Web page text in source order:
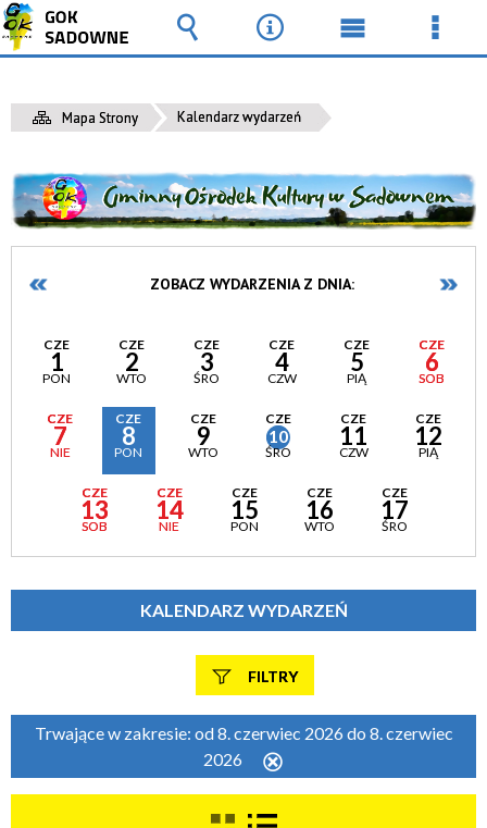
Mapa Strony Kalendarz wydarzeń
ZOBACZ WYDARZENIA Z DNIA:
CZE
1
PON
CZE
2
WTO
CZE
3
ŚRO
CZE
4
CZW
CZE
5
PIĄ
CZE
6
SOB
CZE
7
NIE
CZE
8
PON
CZE
9
WTO
CZE
10
ŚRO
CZE
11
CZW
CZE
12
PIĄ
CZE
13
SOB
CZE
14
NIE
CZE
15
PON
CZE
16
WTO
CZE
17
ŚRO
KALENDARZ WYDARZEŃ
FILTRY
Szukana fraza
Trwające w zakresie: od 8. czerwiec 2026 do 8. czerwiec
2026
ten
filtr
Wyszukiwarka
Narzędzia
Menu